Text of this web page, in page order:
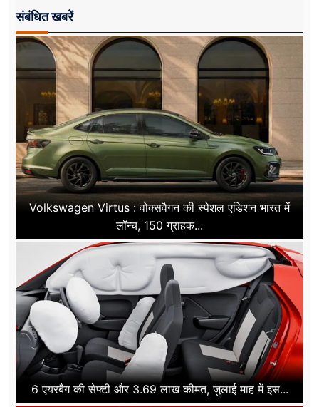
संबंधित खबरें
Volkswagen Virtus : वोक्सवैगन की स्पेशल एडिशन भारत में
लॉन्च, 150 ग्राहक...
6 एयरबैग की सेफ्टी और 3.69 लाख कीमत, जुलाई माह में इस...